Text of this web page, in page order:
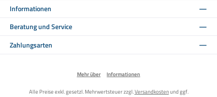
Informationen
Beratung und Service
Zahlungsarten
Mehr über Informationen
Alle Preise exkl. gesetzl. Mehrwertsteuer zzgl.Versandkostenund ggf.